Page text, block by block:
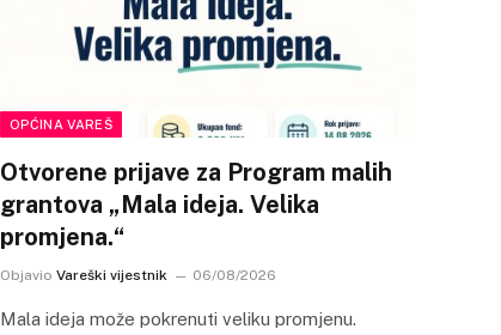
OPĆINA VAREŠ
Otvorene prijave za Program malih
grantova „Mala ideja. Velika
promjena.“
Objavio Vareški vijestnik 06/08/2026
Mala ideja može pokrenuti veliku promjenu.